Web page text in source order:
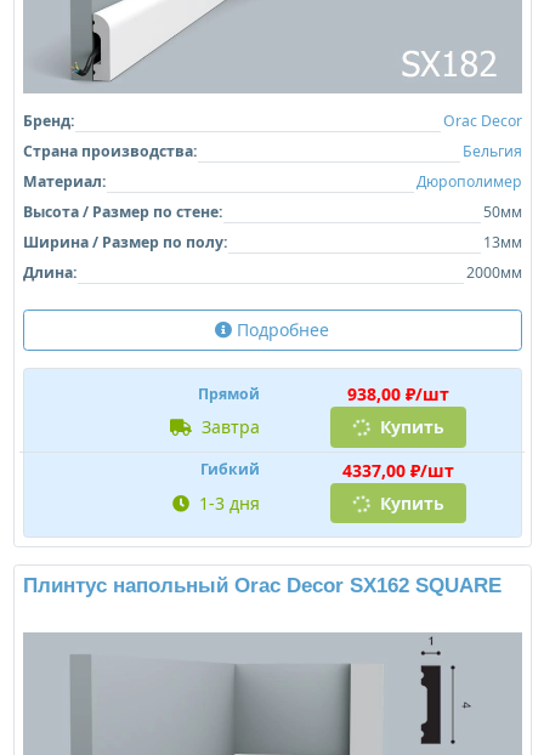
Бренд:
Orac Decor
Страна производства:
Бельгия
Материал:
Дюрополимер
Высота / Размер по стене:
50мм
Ширина / Размер по полу:
13мм
Длина:
2000мм
Подробнее
Прямой
938,00 ₽/шт
завтра
Купить
Гибкий
4337,00 ₽/шт
1-3 дня
Купить
Плинтус напольный Orac Decor SX162 SQUARE